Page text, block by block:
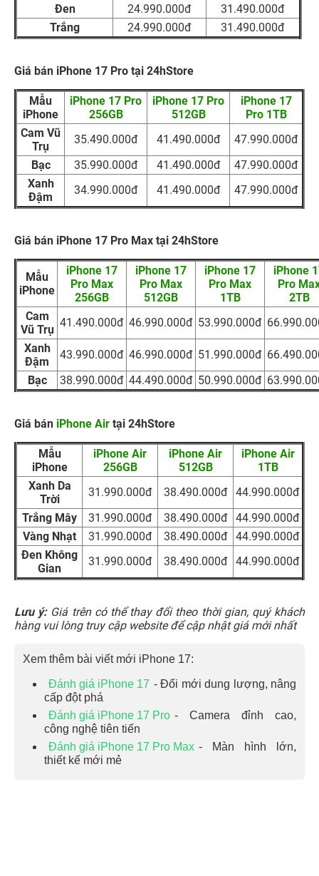
Đen 24.990.000đ
31.490.000đ
Trắng
24.990.000đ 31.490.000đ
Giá bán iPhone 17 Pro tại 24hStore
Mẫu
iPhone
iPhone 17 Pro
256GB
iPhone 17 Pro
512GB
iPhone 17
Pro 1TB
Cam Vũ
Trụ
35.490.000đ 41.490.000đ
47.990.000đ
Bạc
35.990.000đ 41.490.000đ
47.990.000đ
Xanh
Đậm
34.990.000đ 41.490.000đ 47.990.000đ
Giá bán iPhone 17 Pro Max tại 24hStore
Mẫu
iPhone
iPhone 17
Pro Max
256GB
iPhone 17
Pro Max
512GB
iPhone 17
Pro Max
1TB
iPhone
Pro
2TB
Cam
Vũ Trụ
41.490.000đ 46.990.000đ 53.990.000đ
Xanh
Đậm
43.990.000đ 46.990.000đ 51.990.000đ
Bạc
38.990.000đ 44.490.000đ 50.990.000đ
Giá bán iPhone Air tại 24hStore
Mẫu
iPhone
iPhone Air
256GB
iPhone Air
512GB
iPhone Air
1TB
Xanh Da
Trời
31.990.000đ 38.490.000đ
44.990.000đ
Trắng Mây
31.990.000đ 38.490.000đ
44.990.000đ
Vàng Nhạt
31.990.000đ 38.490.000đ
44.990.000đ
Đen Không
Gian
31.990.000đ 38.490.000đ 44.990.000đ
Lưu ý:Giá trên có thể thay đổi theo thời gian, quý khách
hàng vui lòng truy cập website để cập nhật giá mới nhất
Xem thêm bài viết mới iPhone 17:
Đánh giá iPhone 17 - Đổi mới dung lượng, nâng
cấp đột phá
Đánh giá iPhone 17 Pro - Camera đỉnh cao,
công nghệ tiên tiến
Đánh giá iPhone 17 Pro Max - Màn hình lớn,
thiết kế mới mẻ